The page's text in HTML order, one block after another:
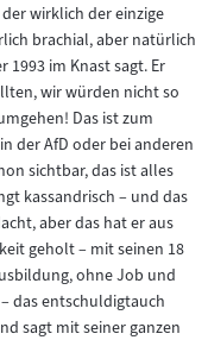
wirklich der einzige
brachial, aber natürlich
1993 im Knast sagt. Er
wir würden nicht so
Das ist zum
der AfD oder bei anderen
sichtbar, das ist alles
kassandrisch – und das
aber das hat er aus
geholt – mit seinen 18
ohne Job und
das entschuldigtauch
sagt mit seiner ganzen